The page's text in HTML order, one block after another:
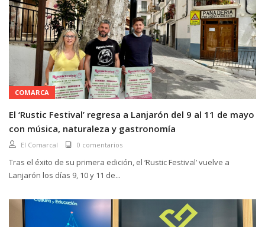
COMARCA
El ‘Rustic Festival’ regresa a Lanjarón del 9 al 11 de mayo
con música, naturaleza y gastronomía
El Comarcal 0 comentarios
Tras el éxito de su primera edición, el ‘Rustic Festival’ vuelve a
Lanjarón los días 9, 10 y 11 de...